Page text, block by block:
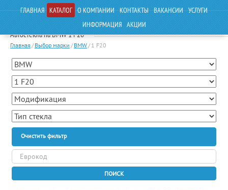
ГЛАВНАЯ КАТАЛОГ О КОМПАНИИ КОНТАКТЫ ВАКАНСИИ УСЛУГИ
ИНФОРМАЦИЯ АКЦИИ
Автостекла на BMW 1 F20
Главная / Выбор марки / BMW/ 1 F20
Очистить фильтр
ПОИСК